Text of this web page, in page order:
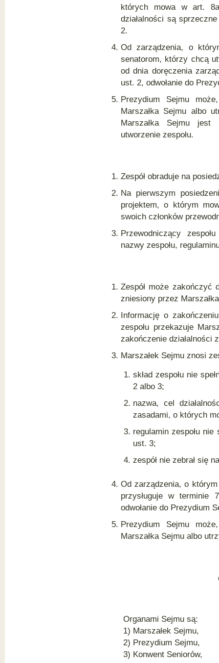
których mowa w art.
działalności są
2.
Od zarządzenia, o
senatorom, którzy chcą
od dnia doręczenia
ust. 2, odwołanie do
Prezydium Sejmu
Marszałka Sejmu albo
Marszałka Sejmu
utworzenie zespołu.
Zespół obraduje na
Na pierwszym
projektem, o którym
swoich członków
Przewodniczący
nazwy zespołu,
Zespół może zakończyć
zniesiony przez
Informację o
zespołu przekazuje
zakończenie działalności
Marszałek Sejmu znosi
skład zespołu nie
2 albo 3;
nazwa, cel
zasadami, o których
regulamin zespołu
ust. 3;
zespół nie zebrał się
Od zarządzenia, o
przysługuje w terminie
odwołanie do Prezydium
Prezydium Sejmu
Marszałka Sejmu albo
Organami Sejmu są:
1) Marszałek Sejmu,
2) Prezydium Sejmu,
3) Konwent Seniorów,